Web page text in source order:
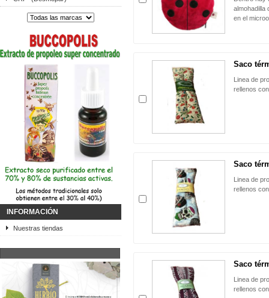
INFORMACIÓN
Nuestras tiendas
almohadilla
en el
Saco
Linea de
rellenos
Saco
Linea de
rellenos
Saco
Linea de
rellenos